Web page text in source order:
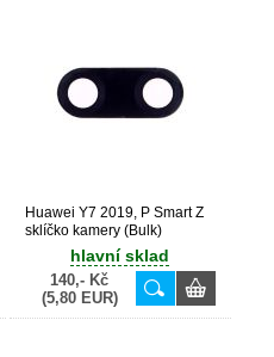
Huawei Y7 2019, P Smart Z
sklíčko kamery (Bulk)
hlavní sklad
140,- Kč
(5,80 EUR)